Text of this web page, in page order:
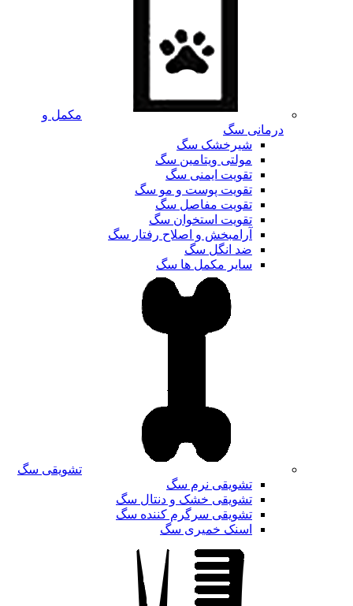
مکمل و
درمانی سگ
شیرخشک سگ
مولتی ویتامین سگ
تقویت ایمنی سگ
تقویت پوست و مو سگ
تقویت مفاصل سگ
تقویت استخوان سگ
آرامبخش و اصلاح رفتار سگ
ضد انگل سگ
سایر مکمل ها سگ
تشویقی سگ
تشویقی نرم سگ
تشویقی خشک و دنتال سگ
تشویقی سرگرم کننده سگ
اسنک خمیری سگ